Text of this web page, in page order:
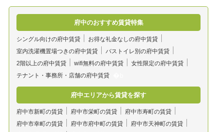
府中のおすすめ賃貸特集
シングル向けの府中賃貸
お得な礼金なしの府中賃貸
室内洗濯機置場つきの府中賃貸
バストイレ別の府中賃貸
2階以上の府中賃貸
wifi無料の府中賃貸
女性限定の府中賃貸
テナント・事務所・店舗の府中賃貸
府中エリアから賃貸を探す
府中市新町の賃貸 府中市栄町の賃貸
府中市寿町の賃貸
府中市幸町の賃貸
府中市府中町の賃貸
府中市天神町の賃貸